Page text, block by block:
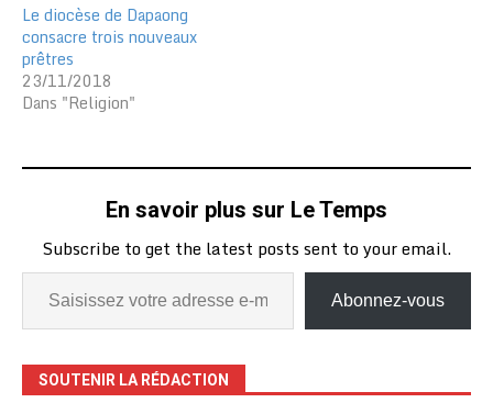
Le diocèse de Dapaong
consacre trois nouveaux
prêtres
23/11/2018
Dans "Religion"
En savoir plus sur Le Temps
Subscribe to get the latest posts sent to your email.
Abonnez-vous
SOUTENIR LA RÉDACTION